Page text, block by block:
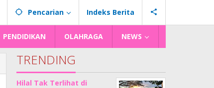
Pencarian Indeks Berita
PENDIDIKAN OLAHRAGA NEWS
TRENDING
Hilal Tak Terlihat di